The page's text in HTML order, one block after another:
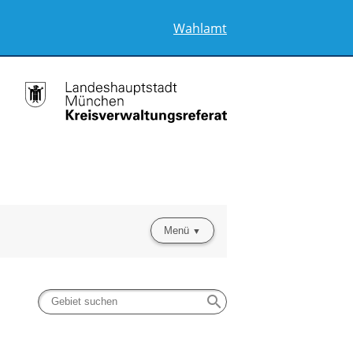
Wahlamt
Menü
search